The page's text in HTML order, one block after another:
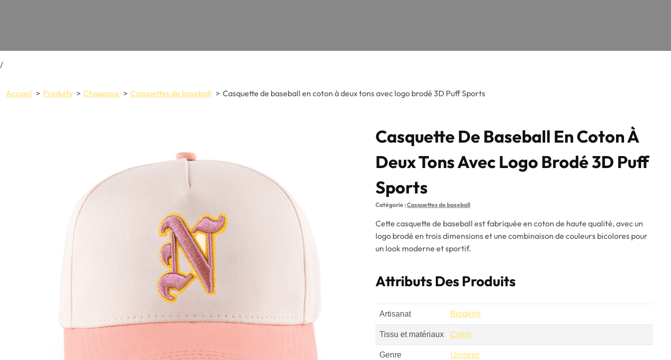
/
Accueil Produits Chapeaux Casquettes de baseball Casquette de baseball en coton à deux tons avec logo brodé 3D Puff Sports
Casquette De Baseball En Coton À
Deux Tons Avec Logo Brodé 3D Puff
Sports
Catégorie :Casquettes de baseball
Cette casquette de baseball est fabriquée en coton de haute qualité, avec un
logo brodé en trois dimensions et une combinaison de couleurs bicolores pour
un look moderne et sportif.
Attributs Des Produits
Artisanat Broderie
Tissu et matériaux Coton
Genre Unisexe